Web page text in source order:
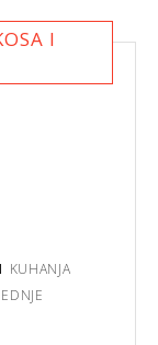
I
KUHANJA